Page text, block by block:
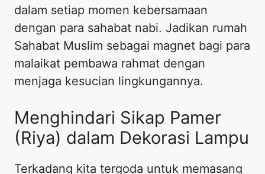
dalam setiap momen kebersamaan
dengan para sahabat nabi. Jadikan rumah
Sahabat Muslim sebagai magnet bagi para
malaikat pembawa rahmat dengan
menjaga kesucian lingkungannya.
Menghindari Sikap Pamer
(Riya) dalam Dekorasi Lampu
Terkadang kita tergoda untuk memasang